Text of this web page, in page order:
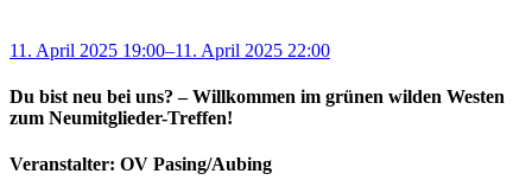
11. April 2025 19:00–11. April 2025 22:00
Du bist neu bei uns? – Willkommen im grünen wilden Westen
zum Neumitglieder-Treffen!
Veranstalter: OV Pasing/Aubing